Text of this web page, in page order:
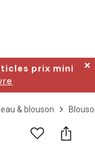
prix mini
✕
& blouson